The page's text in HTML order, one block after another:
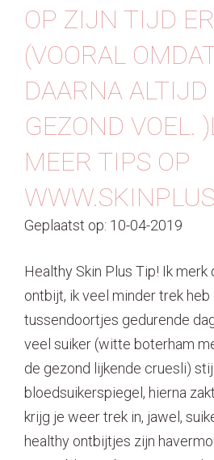
OP ZIJN TIJD
(VOORAL
DAARNA ALTIJD
GEZOND VOEL.
MEER TIPS OP
Geplaatst op: 10-04-2019
Healthy Skin Plus Tip! Ik merk
ontbijt, ik veel minder trek
tussendoortjes gedurende
veel suiker (witte boterham
de gezond lijkende cruesli)
bloedsuikerspiegel, hierna
krijg je weer trek in, jawel,
healthy ontbijtjes zijn